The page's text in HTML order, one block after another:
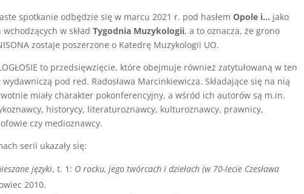
spotkanie odbędzie się w marcu 2021 r. pod hasłemOpole i… jako
w składTygodnia Muzykologii, a to oznacza, że grono
zostaje poszerzone o Katedrę Muzykologii UO.
to przedsięwzięcie, które obejmuje również zatytułowaną w ten
pod red. Radosława Marcinkiewicza. Składające się na nią
miały charakter pokonferencyjny, a wśród ich autorów są m.in.
historycy, literaturoznawcy, kulturoznawcy, prawnicy,
czy medioznawcy.
serii ukazały się:
języki, t. 1: O rocku, jego twórcach i dziełach (w 70-lecie Czesława
2010.